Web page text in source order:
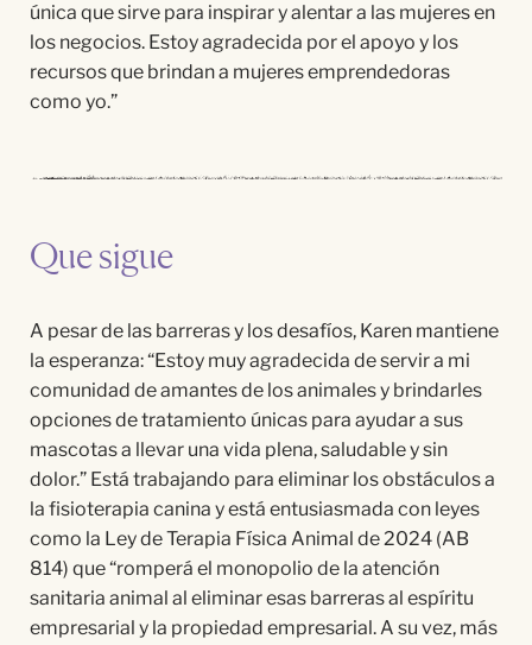
única que sirve para inspirar y alentar a las mujeres en
los negocios. Estoy agradecida por el apoyo y los
recursos que brindan a mujeres emprendedoras
como yo.”
Que sigue
A pesar de las barreras y los desafíos, Karen mantiene
la esperanza: “Estoy muy agradecida de servir a mi
comunidad de amantes de los animales y brindarles
opciones de tratamiento únicas para ayudar a sus
mascotas a llevar una vida plena, saludable y sin
dolor.” Está trabajando para eliminar los obstáculos a
la fisioterapia canina y está entusiasmada con leyes
como la Ley de Terapia Física Animal de 2024 (AB
814) que “romperá el monopolio de la atención
sanitaria animal al eliminar esas barreras al espíritu
empresarial y la propiedad empresarial. A su vez, más